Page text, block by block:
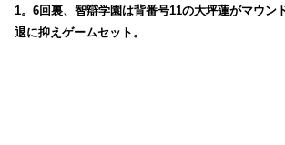
1。6回裏、智辯学園は背番号11の大坪蓮がマウン
退に抑えゲームセット。